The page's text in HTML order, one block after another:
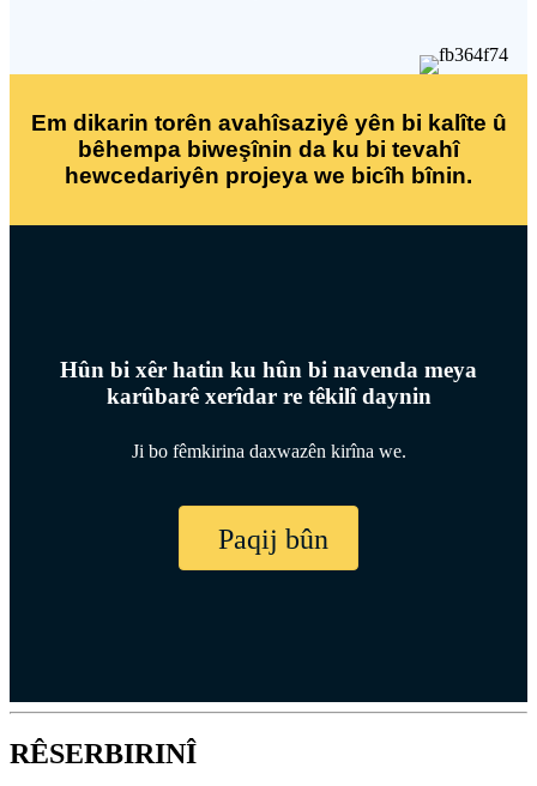
Em dikarin torên avahîsaziyê yên bi kalîte û
bêhempa biweşînin da ku bi tevahî
hewcedariyên projeya we bicîh bînin.
Hûn bi xêr hatin ku hûn bi navenda meya
karûbarê xerîdar re têkilî daynin
Ji bo fêmkirina daxwazên kirîna we.
Paqij bûn
RÊSERBIRINÎ